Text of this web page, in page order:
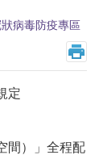
病毒防疫專區
定
間）」全程配